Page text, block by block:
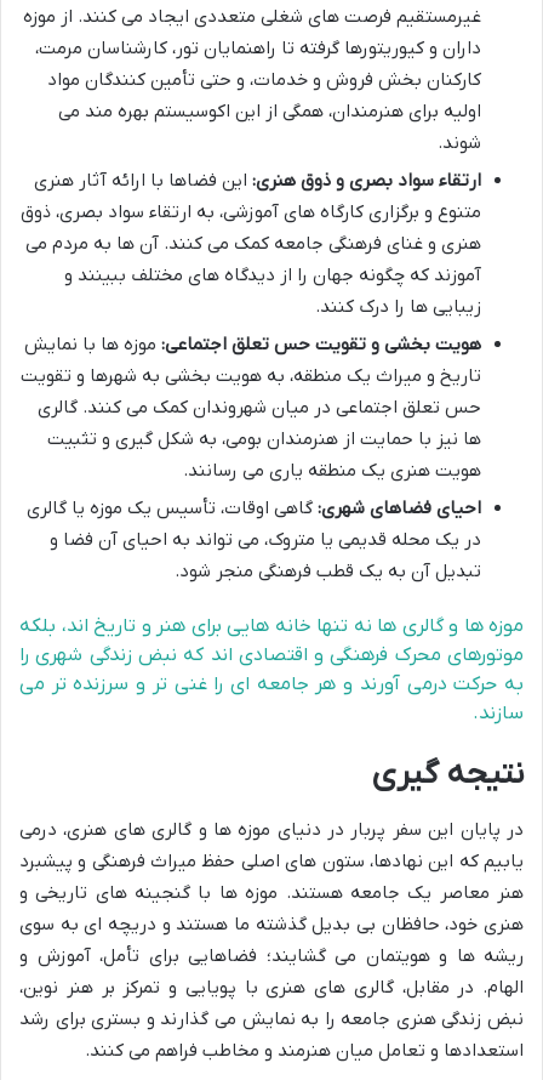
غیرمستقیم فرصت های شغلی متعددی ایجاد می کنند. از موزه
داران و کیوریتورها گرفته تا راهنمایان تور، کارشناسان مرمت،
کارکنان بخش فروش و خدمات، و حتی تأمین کنندگان مواد
اولیه برای هنرمندان، همگی از این اکوسیستم بهره مند می
شوند.
ارتقاء سواد بصری و ذوق هنری: این فضاها با ارائه آثار هنری
متنوع و برگزاری کارگاه های آموزشی، به ارتقاء سواد بصری، ذوق
هنری و غنای فرهنگی جامعه کمک می کنند. آن ها به مردم می
آموزند که چگونه جهان را از دیدگاه های مختلف ببینند و
زیبایی ها را درک کنند.
هویت بخشی و تقویت حس تعلق اجتماعی: موزه ها با نمایش
تاریخ و میراث یک منطقه، به هویت بخشی به شهرها و تقویت
حس تعلق اجتماعی در میان شهروندان کمک می کنند. گالری
ها نیز با حمایت از هنرمندان بومی، به شکل گیری و تثبیت
هویت هنری یک منطقه یاری می رسانند.
احیای فضاهای شهری: گاهی اوقات، تأسیس یک موزه یا گالری
در یک محله قدیمی یا متروک، می تواند به احیای آن فضا و
تبدیل آن به یک قطب فرهنگی منجر شود.
موزه ها و گالری ها نه تنها خانه هایی برای هنر و تاریخ اند، بلکه
موتورهای محرک فرهنگی و اقتصادی اند که نبض زندگی شهری را
به حرکت درمی آورند و هر جامعه ای را غنی تر و سرزنده تر می
سازند.
نتیجه گیری
در پایان این سفر پربار در دنیای موزه ها و گالری های هنری، درمی
یابیم که این نهادها، ستون های اصلی حفظ میراث فرهنگی و پیشبرد
هنر معاصر یک جامعه هستند. موزه ها با گنجینه های تاریخی و
هنری خود، حافظان بی بدیل گذشته ما هستند و دریچه ای به سوی
ریشه ها و هویتمان می گشایند؛ فضاهایی برای تأمل، آموزش و
الهام. در مقابل، گالری های هنری با پویایی و تمرکز بر هنر نوین،
نبض زندگی هنری جامعه را به نمایش می گذارند و بستری برای رشد
استعدادها و تعامل میان هنرمند و مخاطب فراهم می کنند.